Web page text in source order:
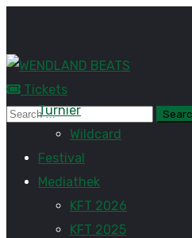
Tickets
Turnier
Wildcard
Festival
Mediathek
KFT 2026
KFT 2025